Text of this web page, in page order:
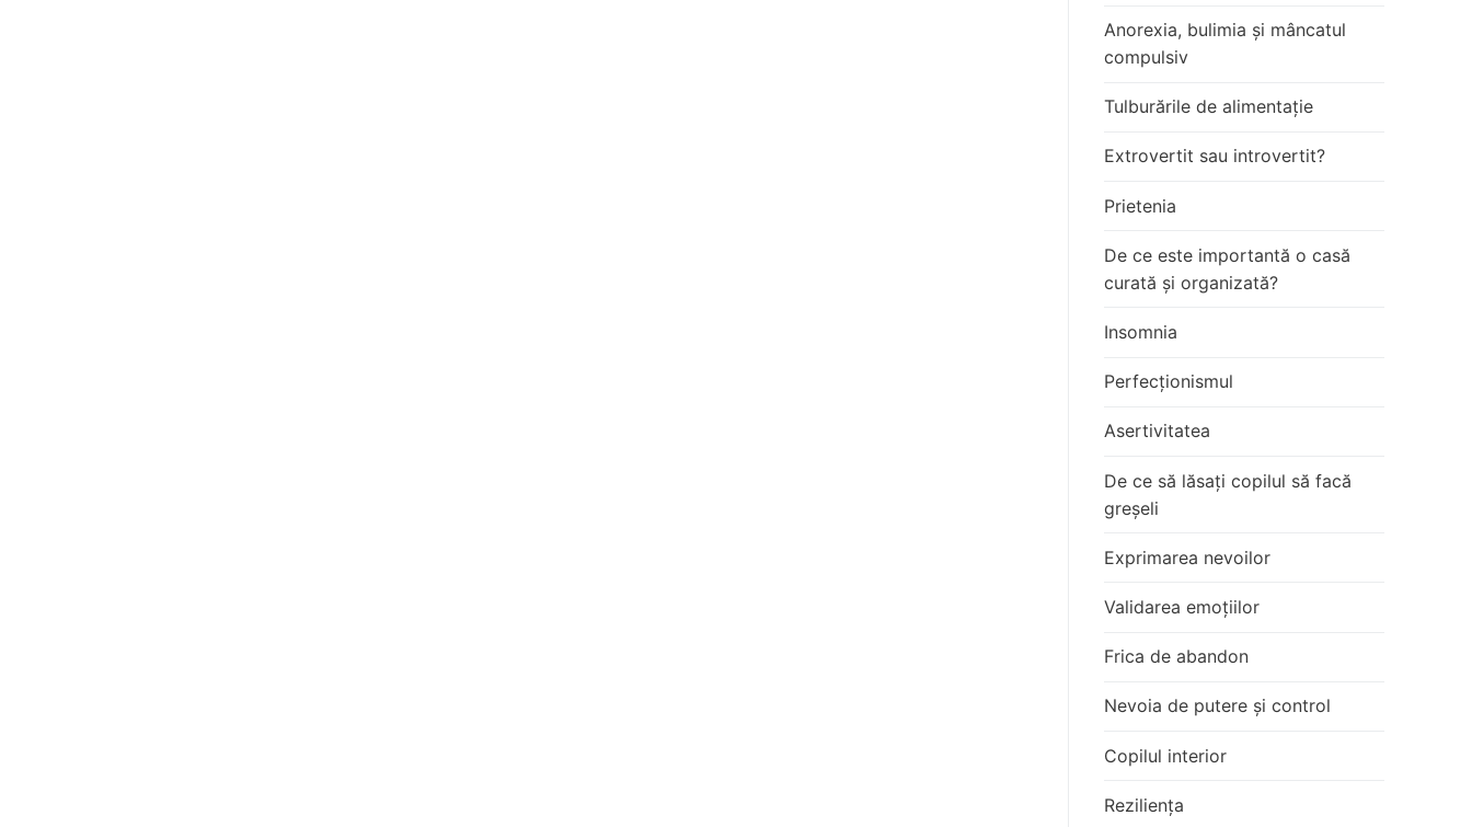
Anorexia, bulimia și mâncatul
compulsiv
Tulburările de alimentație
Extrovertit sau introvertit?
Prietenia
De ce este importantă o casă
curată și organizată?
Insomnia
Perfecționismul
Asertivitatea
De ce să lăsați copilul să facă
greșeli
Exprimarea nevoilor
Validarea emoțiilor
Frica de abandon
Nevoia de putere și control
Copilul interior
Reziliența